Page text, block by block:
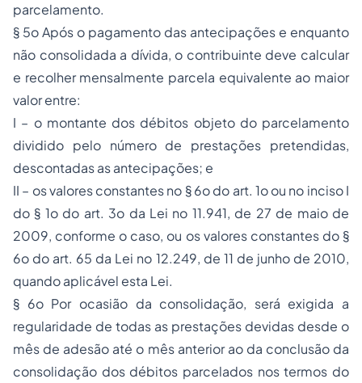
parcelamento.
§ 5o Após o pagamento das antecipações e enquanto
não consolidada a dívida, o contribuinte deve calcular
e recolher mensalmente parcela equivalente ao maior
valor entre:
I – o montante dos débitos objeto do parcelamento
dividido pelo número de prestações pretendidas,
descontadas as antecipações; e
II – os valores constantes no § 6o do art. 1o ou no inciso I
do § 1o do art. 3o da Lei no 11.941, de 27 de maio de
2009, conforme o caso, ou os valores constantes do §
6o do art. 65 da Lei no 12.249, de 11 de junho de 2010,
quando aplicável esta Lei.
§ 6o Por ocasião da consolidação, será exigida a
regularidade de todas as prestações devidas desde o
mês de adesão até o mês anterior ao da conclusão da
consolidação dos débitos parcelados nos termos do